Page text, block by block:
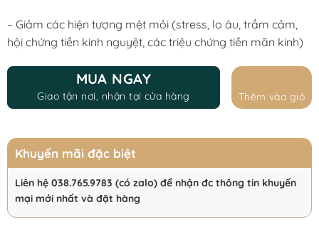
– Giảm các hiện tượng mệt mỏi (stress, lo âu, trầm cảm,
hội chứng tiền kinh nguyệt, các triệu chứng tiền mãn kinh)
MUA NGAY
Giao tận nơi, nhận tại cửa hàng Thêm vào giỏ
Khuyến mãi đặc biệt
Liên hệ 038.765.9783 (có zalo) để nhận đc thông tin khuyến
mại mới nhất và đặt hàng